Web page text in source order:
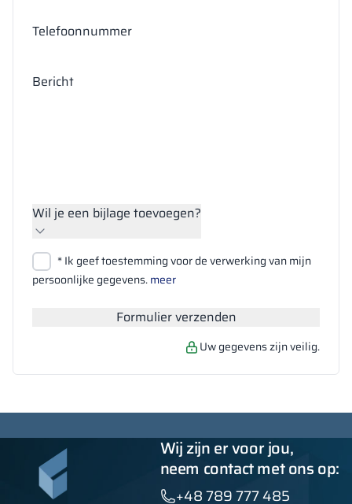
Telefoonnummer
Bericht
Wil je een bijlage toevoegen?
Bestanden bijvoegen
Zoeken
* Ik geef toestemming voor de verwerking van mijn
persoonlijke gegevens.meer
Formulier verzenden
Uw gegevens zijn veilig.
Wij zijn er voor jou,
neem contact met ons op:
+48 789 777 485